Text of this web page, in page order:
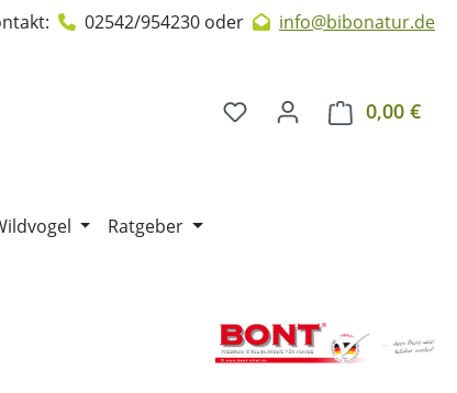
02542/954230 oder info@bibonatur.de
0,00 €
Ratgeber